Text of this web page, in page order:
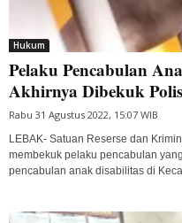
Hukum
Pelaku Pencabulan
Akhirnya Dibekuk
Rabu 31 Agustus 2022, 15:07 WIB
LEBAK- Satuan Reserse dan
membekuk pelaku pencabulan
pencabulan anak disabilitas di